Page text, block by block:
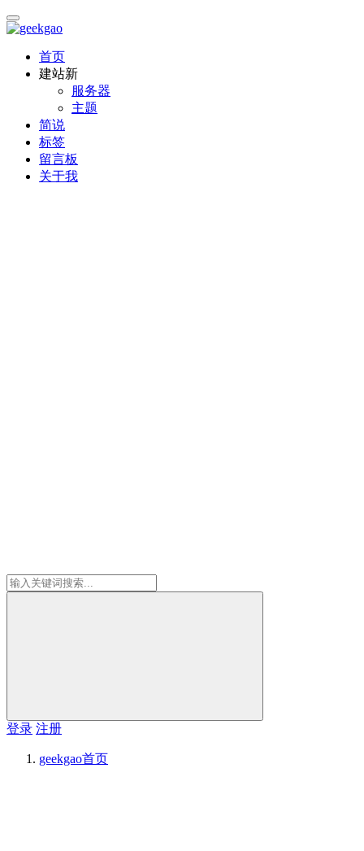
首页
建站新
服务器
主题
简说
标签
留言板
关于我
登录 注册
geekgao首页